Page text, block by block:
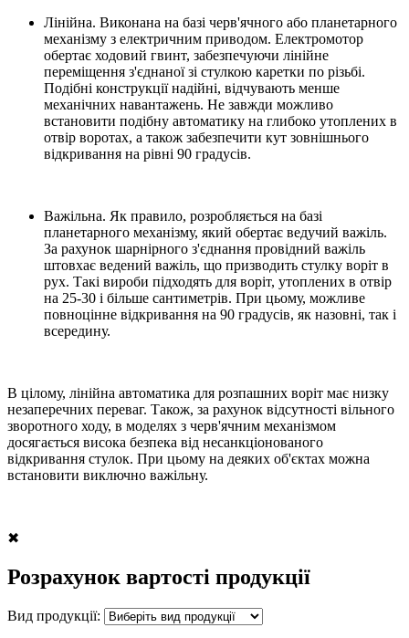
Лінійна. Виконана на базі черв'ячного або планетарного
механізму з електричним приводом. Електромотор
обертає ходовий гвинт, забезпечуючи лінійне
переміщення з'єднаної зі стулкою каретки по різьбі.
Подібні конструкції надійні, відчувають менше
механічних навантажень. Не завжди можливо
встановити подібну автоматику на глибоко утоплених в
отвір воротах, а також забезпечити кут зовнішнього
відкривання на рівні 90 градусів.
Важільна. Як правило, розробляється на базі
планетарного механізму, який обертає ведучий важіль.
За рахунок шарнірного з'єднання провідний важіль
штовхає ведений важіль, що призводить стулку воріт в
рух. Такі вироби підходять для воріт, утоплених в отвір
на 25-30 і більше сантиметрів. При цьому, можливе
повноцінне відкривання на 90 градусів, як назовні, так і
всередину.
В цілому, лінійна автоматика для розпашних воріт має низку
незаперечних переваг. Також, за рахунок відсутності вільного
зворотного ходу, в моделях з черв'ячним механізмом
досягається висока безпека від несанкціонованого
відкривання стулок. При цьому на деяких об'єктах можна
встановити виключно важільну.
✖
Розрахунок вартості продукції
Вид продукції: